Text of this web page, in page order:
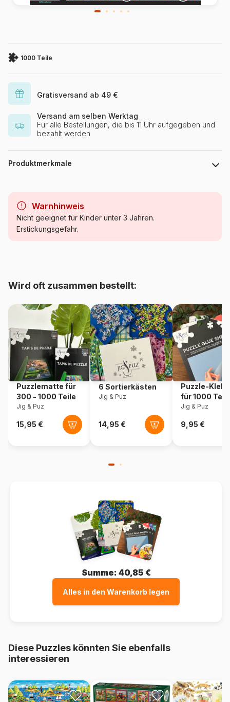
1000 Teile
Gratisversand ab 49 €
Versand am selben Werktag
Für alle Bestellungen, die bis 11 Uhr aufgegeben und
bezahlt werden
Produktmerkmale
Kategorie
Puzzle - Dekoration und
Herkunft Vereinigte Staaten
Artikelnummer Cobble-Hill-40010
EAN 625012400107
Teileanzahl 1000 Teile
Maße 68 x 49 cm
Warnhinweis
Nicht geeignet für Kinder unter 3 Jahren.
Erstickungsgefahr.
Wird oft zusammen bestellt:
Puzzlematte für
300 - 1000 Teile
Jig & Puz
6 Sortierkästen
Jig & Puz
Puzzle-
für 1000
Jig & Puz
Summe: 40,85 €
Alles in den Warenkorb legen
Diese Puzzles könnten Sie ebenfalls
interessieren